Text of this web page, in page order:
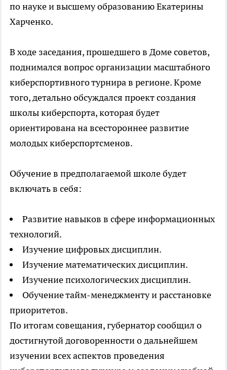
по науке и высшему образованию Екатерины
Харченко.
В ходе заседания, прошедшего в Доме советов,
поднимался вопрос организации масштабного
киберспортивного турнира в регионе. Кроме
того, детально обсуждался проект создания
школы киберспорта, которая будет
ориентирована на всестороннее развитие
молодых киберспортсменов.
Обучение в предполагаемой школе будет
включать в себя:
Развитие навыков в сфере информационных
технологий.
Изучение цифровых дисциплин.
Изучение математических дисциплин.
Изучение психологических дисциплин.
Обучение тайм-менеджменту и расстановке
приоритетов.
По итогам совещания, губернатор сообщил о
достигнутой договоренности о дальнейшем
изучении всех аспектов проведения